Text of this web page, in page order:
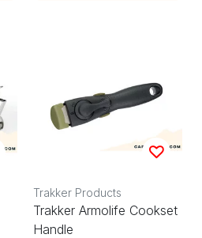
Trakker Products
Trakker Armolife Cookset
Handle